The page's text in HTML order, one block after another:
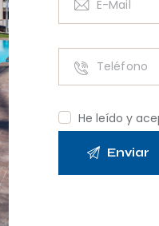
zona de otras
peculiaridades y
que también
el nombre es
He leído y